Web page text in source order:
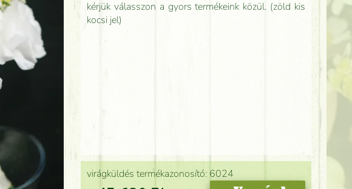
virágküldés termékazonosító: 6024
kérjük válasszon a gyors termékeink közül. (zöld kis
kocsi jel)